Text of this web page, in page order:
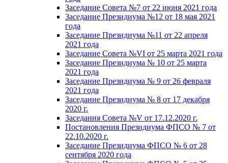
Заседание Совета №7 от 22 июня 2021 года
Заседание Президиума №12 от 18 мая 2021
года
Заседание Президиума №11 от 22 апреля
2021 года
Заседание Совета №VI от 25 марта 2021 года
Заседание Президиума № 10 от 25 марта
2021 года
Заседание Президиума № 9 от 26 февраля
2021 года
Заседание Президиума № 8 от 17 декабря
2020 г.
Заседания Совета №V от 17.12.2020 г.
Постановления Президиума ФПСО № 7 от
22.10.2020 г.
Заседание Президиума ФПСО № 6 от 28
сентября 2020 года